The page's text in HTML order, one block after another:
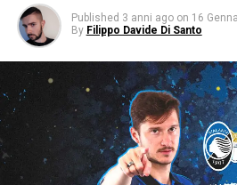
Published 3 anni ago on 16
By Filippo Davide Di Santo